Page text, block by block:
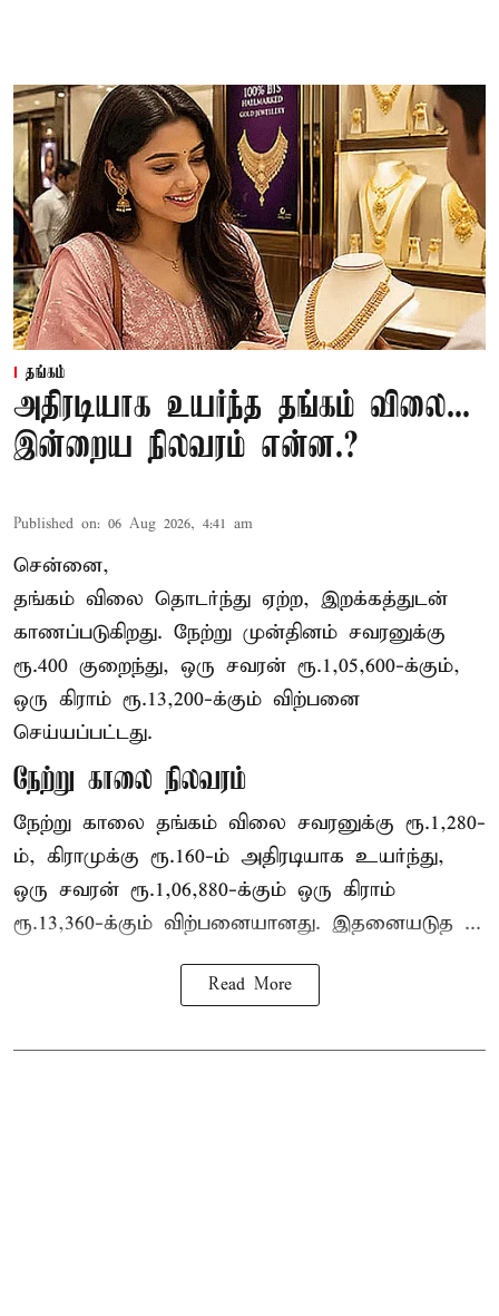
தங்கம்
அதிரடியாக உயர்ந்த தங்கம் விலை...
இன்றைய நிலவரம் என்ன.?
Published on: 06 Aug 2026, 4:41 am
சென்னை,
தங்கம் விலை தொடர்ந்து ஏற்ற, இறக்கத்துடன்
காணப்படுகிறது. நேற்று முன்தினம் சவரனுக்கு
ரூ.400 குறைந்து, ஒரு சவரன் ரூ.1,05,600-க்கும்,
ஒரு கிராம் ரூ.13,200-க்கும் விற்பனை
செய்யப்பட்டது.
நேற்று காலை நிலவரம்
நேற்று காலை தங்கம் விலை சவரனுக்கு ரூ.1,280-
ம், கிராமுக்கு ரூ.160-ம் அதிரடியாக உயர்ந்து,
ஒரு சவரன் ரூ.1,06,880-க்கும் ஒரு கிராம்
ரூ.13,360-க்கும் விற்பனையானது. இதனையடுத ...
Read More